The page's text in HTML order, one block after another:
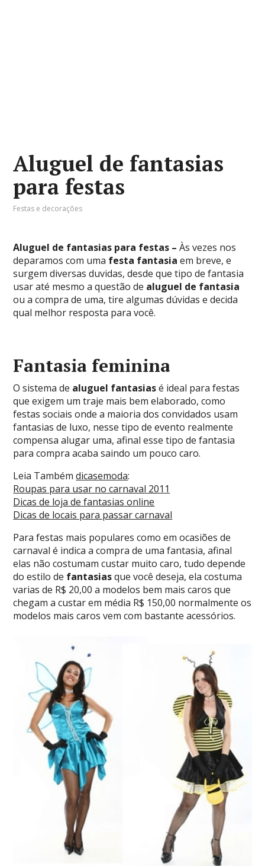
Aluguel de fantasias
para festas
Festas e decorações
Aluguel de fantasias para festas –Às vezes nos
deparamos com uma festa fantasia em breve, e
surgem diversas duvidas, desde que tipo de fantasia
usar até mesmo a questão de aluguel de fantasia
ou a compra de uma, tire algumas dúvidas e decida
qual melhor resposta para você.
Fantasia feminina
O sistema de aluguel fantasiasé ideal para festas
que exigem um traje mais bem elaborado, como
festas sociais onde a maioria dos convidados usam
fantasias de luxo, nesse tipo de evento realmente
compensa alugar uma, afinal esse tipo de fantasia
para compra acaba saindo um pouco caro.
Leia Tambémdicasemoda:
Roupas para usar no carnaval 2011
Dicas de loja de fantasias online
Dicas de locais para passar carnaval
Para festas mais populares como em ocasiões de
carnaval é indica a compra de uma fantasia, afinal
elas não costumam custar muito caro, tudo depende
do estilo de fantasiasque você deseja, ela costuma
varias de R$ 20,00 a modelos bem mais caros que
chegam a custar em média R$ 150,00 normalmente os
modelos mais caros vem com bastante acessórios.